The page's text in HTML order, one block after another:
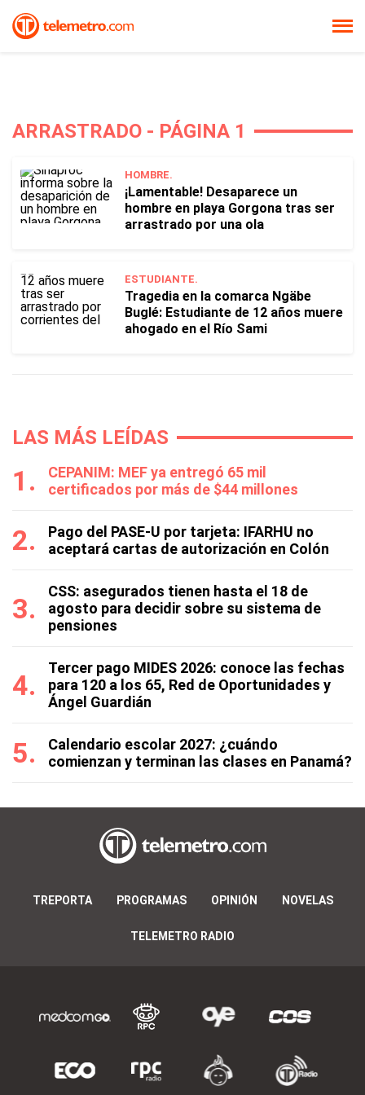
ARRASTRADO - PÁGINA 1
HOMBRE.
¡Lamentable! Desaparece un
hombre en playa Gorgona tras ser
arrastrado por una ola
ESTUDIANTE.
Tragedia en la comarca Ngäbe
Buglé: Estudiante de 12 años muere
ahogado en el Río Sami
LAS MÁS LEÍDAS
CEPANIM: MEF ya entregó 65 mil
certificados por más de $44 millones
Pago del PASE-U por tarjeta: IFARHU no
aceptará cartas de autorización en Colón
CSS: asegurados tienen hasta el 18 de
agosto para decidir sobre su sistema de
pensiones
Tercer pago MIDES 2026: conoce las fechas
para 120 a los 65, Red de Oportunidades y
Ángel Guardián
Calendario escolar 2027: ¿cuándo
comienzan y terminan las clases en Panamá?
TREPORTA PROGRAMAS OPINIÓN NOVELAS
TELEMETRO RADIO